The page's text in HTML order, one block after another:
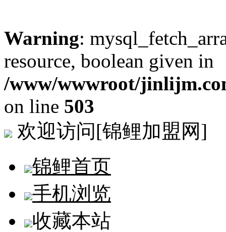
Warning:
resource, boolean given in
/www/wwwroot/
on line 503
欢迎访问[锦鲤加盟网]
锦鲤首页
手机浏览
收藏本站